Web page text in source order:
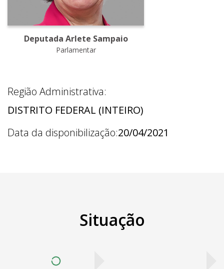
Deputada Arlete Sampaio
Parlamentar
Região Administrativa:
DISTRITO FEDERAL (INTEIRO)
Data da disponibilização:20/04/2021
Situação